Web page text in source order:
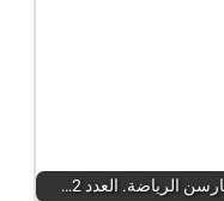
الرياضة. العدد 2…